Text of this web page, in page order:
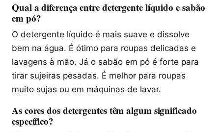
Qual a diferença entre detergente líquido e sabão
em pó?
O detergente líquido é mais suave e dissolve
bem na água. É ótimo para roupas delicadas e
lavagens à mão. Já o sabão em pó é forte para
tirar sujeiras pesadas. É melhor para roupas
muito sujas ou em máquinas de lavar.
As cores dos detergentes têm algum significado
específico?